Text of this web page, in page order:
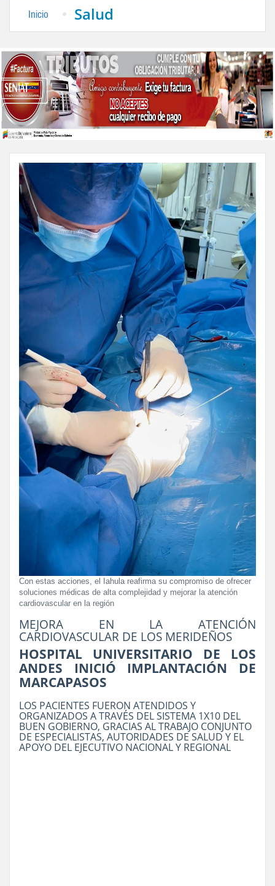
Inicio Salud
Con estas acciones, el Iahula reafirma su compromiso de ofrecer
soluciones médicas de alta complejidad y mejorar la atención
cardiovascular en la región
MEJORA EN LA ATENCIÓN
CARDIOVASCULAR DE LOS MERIDEÑOS
HOSPITAL UNIVERSITARIO DE LOS
ANDES INICIÓ IMPLANTACIÓN DE
MARCAPASOS
LOS PACIENTES FUERON ATENDIDOS Y
ORGANIZADOS A TRAVÉS DEL SISTEMA 1X10 DEL
BUEN GOBIERNO, GRACIAS AL TRABAJO CONJUNTO
DE ESPECIALISTAS, AUTORIDADES DE SALUD Y EL
APOYO DEL EJECUTIVO NACIONAL Y REGIONAL